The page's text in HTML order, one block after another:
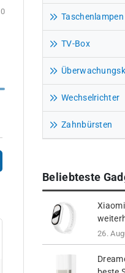
0
Taschenlampen
TV-Box
Wechselrichter
Zahnbürsten
Beliebteste
26.